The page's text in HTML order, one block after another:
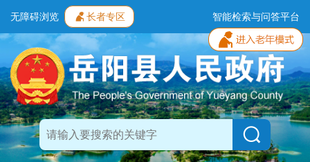
无障碍浏览 长者专区 智能检索与问答平台